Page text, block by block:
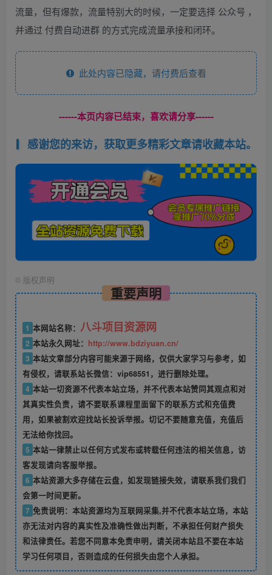
流量，但有爆款，流量特别大的时候，一定要选择 公众号 ，
并通过 付费自动进群 的方式完成流量承接和闭环。
此处内容已隐藏，请付费后查看
------本页内容已结束，喜欢请分享------
感谢您的来访，获取更多精彩文章请收藏本站。
© 版权声明
重要声明
1 本网站名称： 八斗项目资源网
2 本站永久网址： http://www.bdziyuan.cn/
3 本站文章部分内容可能来源于网络，仅供大家学习与参考，如
有侵权，请联系站长微信：vip68551，进行删除处理。
4 本站一切资源不代表本站立场，并不代表本站赞同其观点和对
其真实性负责，请不要联系课程里面留下的联系方式和充值费
用，如果被割欢迎找站长投诉举报。切记不要随意充值，充值后
无法给你找回。
5 本站一律禁止以任何方式发布或转载任何违法的相关信息，访
客发现请向客服举报。
6 本站资源大多存储在云盘，如发现链接失效，请联系我们我们
会第一时间更新。
7 免责说明：本站资源均为互联网采集,并不代表本站立场，本站
亦无法对内容的真实性及准确性做出判断，不承担任何财产损失
和法律责任。若您不同意本免责申明，请关闭本站且不要在本站
学习任何项目，否则造成的任何损失由您个人承担。